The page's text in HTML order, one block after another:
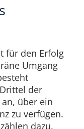
für den Erfolg
Umgang
der
über ein
zu verfügen.
dazu.